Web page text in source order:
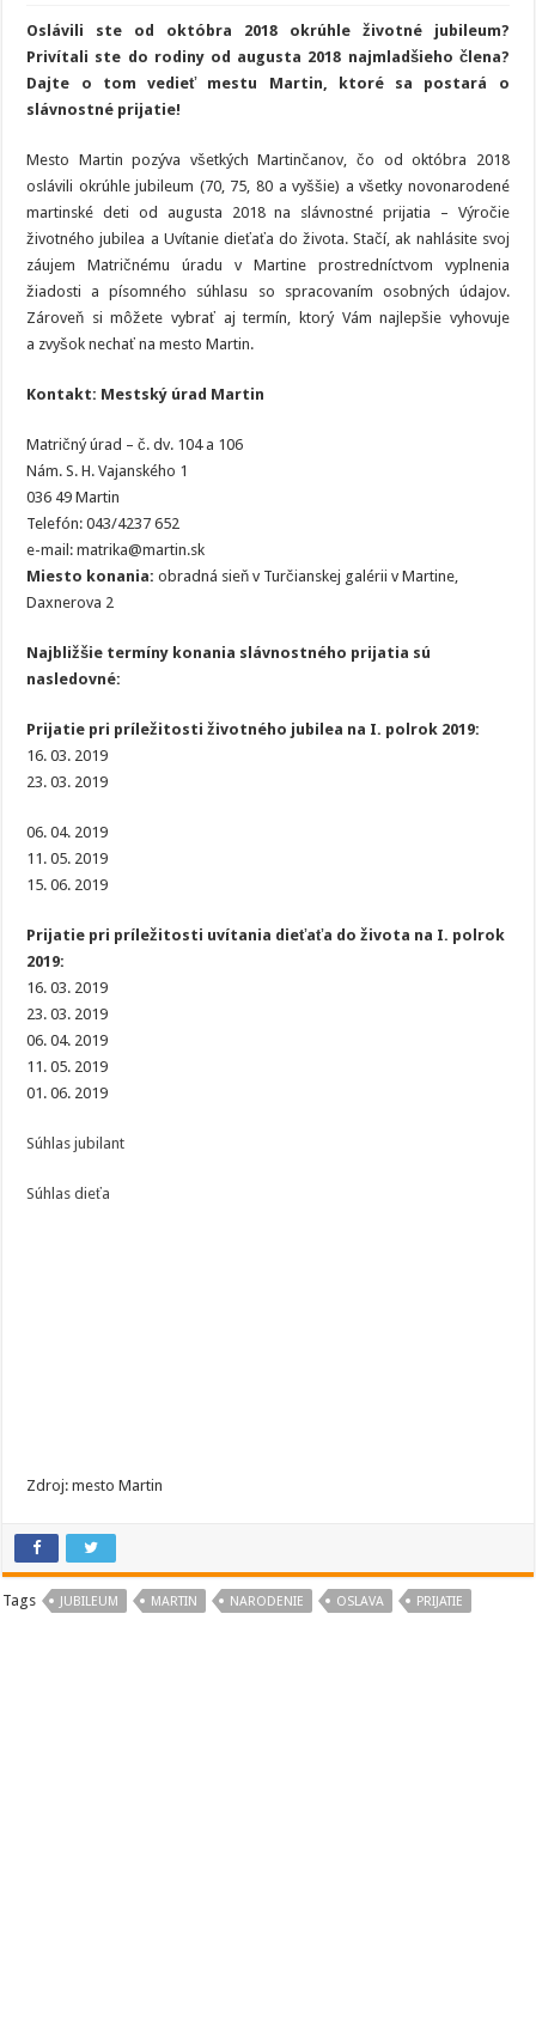
mestu
Martin
vedieť
o
Vašom
či
Oslávili ste od októbra 2018 okrúhle životné jubileum?
Privítali ste do rodiny od augusta 2018 najmladšieho člena?
Dajte o tom vedieť mestu Martin, ktoré sa postará o
slávnostné prijatie!
Mesto Martin pozýva všetkých Martinčanov, čo od októbra 2018
oslávili okrúhle jubileum (70, 75, 80 a vyššie) a všetky novonarodené
martinské deti od augusta 2018 na slávnostné prijatia – Výročie
životného jubilea a Uvítanie dieťaťa do života. Stačí, ak nahlásite svoj
záujem Matričnému úradu v Martine prostredníctvom vyplnenia
žiadosti a písomného súhlasu so spracovaním osobných údajov.
Zároveň si môžete vybrať aj termín, ktorý Vám najlepšie vyhovuje
a zvyšok nechať na mesto Martin.
Kontakt: Mestský úrad Martin
Matričný úrad – č. dv. 104 a 106
Nám. S. H. Vajanského 1
036 49 Martin
Telefón: 043/4237 652
e-mail: matrika@martin.sk
Miesto konania: obradná sieň v Turčianskej galérii v Martine,
Daxnerova 2
Najbližšie termíny konania slávnostného prijatia sú
nasledovné:
Prijatie pri príležitosti životného jubilea na I. polrok 2019:
16. 03. 2019
23. 03. 2019
06. 04. 2019
11. 05. 2019
15. 06. 2019
Prijatie pri príležitosti uvítania dieťaťa do života na I. polrok
2019:
16. 03. 2019
23. 03. 2019
06. 04. 2019
11. 05. 2019
01. 06. 2019
Súhlas jubilant
Súhlas dieťa
Zdroj: mesto Martin
Tags JUBILEUM MARTIN NARODENIE OSLAVA PRIJATIE